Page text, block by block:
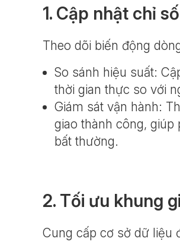
1. Cập nhật chỉ
Theo dõi biến động
So sánh hiệu suất:
thời gian thực so với
Giám sát vận hành:
giao thành công,
bất thường.
2. Tối ưu khung
Cung cấp cơ sở dữ liệu